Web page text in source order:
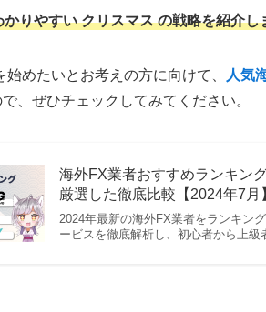
かりやすい クリスマス の戦略を紹介し
始めたいとお考えの方に向けて、
人気
、ぜひチェックしてみてください。
海外FX業者おすすめランキン
厳選した徹底比較【2024年7月
2024年最新の海外FX業者をランキン
ービスを徹底解析し、初心者から上